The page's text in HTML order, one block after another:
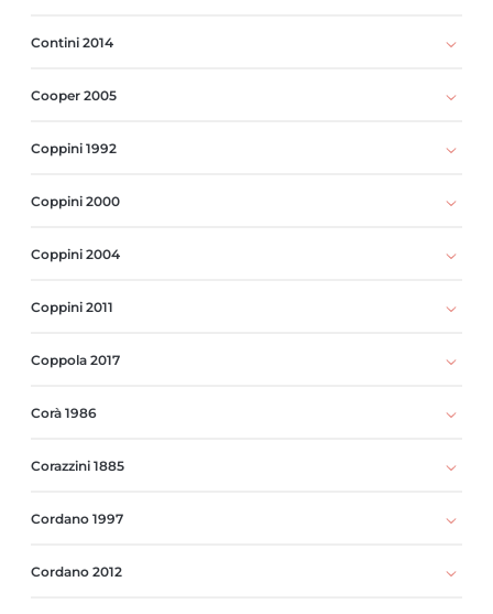
Contini 2014
Cooper 2005
Coppini 1992
Coppini 2000
Coppini 2004
Coppini 2011
Coppola 2017
Corà 1986
Corazzini 1885
Cordano 1997
Cordano 2012